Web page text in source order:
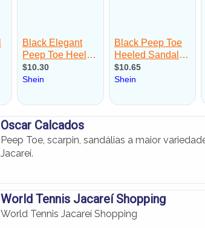
Oscar Calcados
Peep Toe, scarpin, sandálias a maior
Jacareí.
World Tennis Jacareí Shopping
World Tennis Jacareí Shopping